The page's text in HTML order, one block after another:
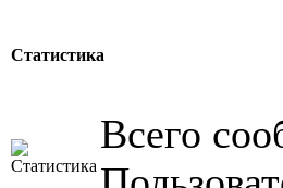
Статистика
Всего